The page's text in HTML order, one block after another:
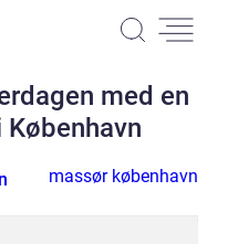
med en
massør københavn